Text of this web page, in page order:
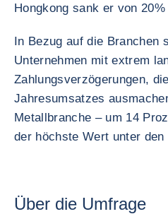
Hongkong sank er von
In Bezug auf die Branchen
Unternehmen mit extrem
Zahlungsverzögerungen,
Jahresumsatzes
Metallbranche – um 14
der höchste Wert unter den
Über die Umfrage